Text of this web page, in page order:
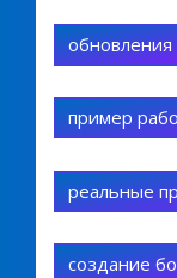
обновления
пример
реальные
создание